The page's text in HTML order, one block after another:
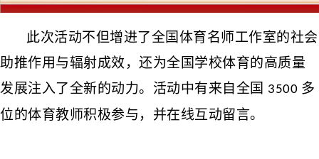
此次活动不但增进了全国体育名师工作室的社会
助推作用与辐射成效，还为全国学校体育的高质量
发展注入了全新的动力。 活动中有来自全国 3500 多
位的体育教师积极参与，并在线互动留言。